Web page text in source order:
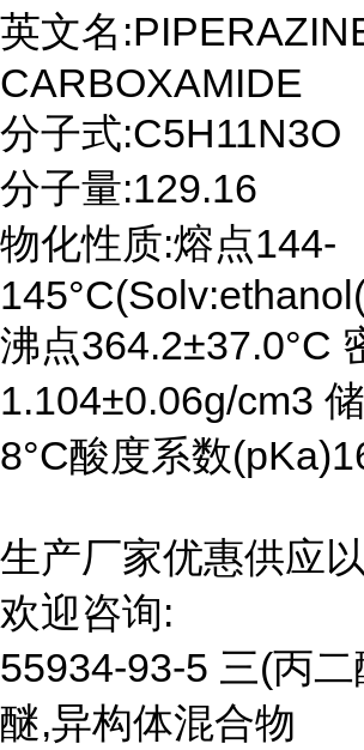
英文名
CARBOXAMIDE
分子式:C5H11N3O
分子量:129.16
物化性质:熔点144-
沸点364.2±37.0°C
1.104±0.06g/cm3
8°C酸度系数
生产厂家优惠供应
欢迎咨询:
55934-93-5 三(丙
醚,异构体混合物